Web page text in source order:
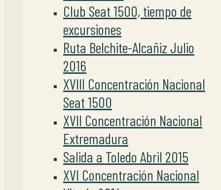
Club Seat 1500, tiempo de
excursiones
Ruta Belchite-Alcañiz Julio
2016
XVIII Concentración Nacional
Seat 1500
XVII Concentración Nacional
Extremadura
Salida a Toledo Abril 2015
XVI Concentración Nacional